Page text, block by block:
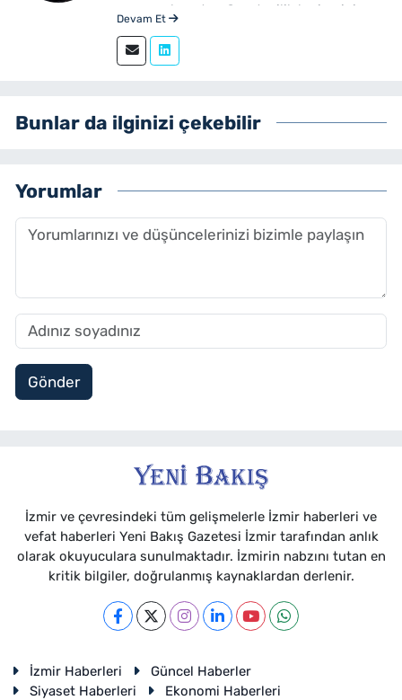
mezun olmuştur. Gazetecilik kariyerini
yenibakishaber.com bünyesinde muhabir
ve editör olarak görev yapmaktadır.
Devam Et
Bunlar da ilginizi çekebilir
Yorumlar
Gönder
İzmir ve çevresindeki tüm gelişmelerle İzmir haberleri ve
vefat haberleri Yeni Bakış Gazetesi İzmir tarafından anlık
olarak okuyuculara sunulmaktadır. İzmirin nabzını tutan en
kritik bilgiler, doğrulanmış kaynaklardan derlenir.
İzmir Haberleri
Güncel Haberler
Siyaset Haberleri
Ekonomi Haberleri